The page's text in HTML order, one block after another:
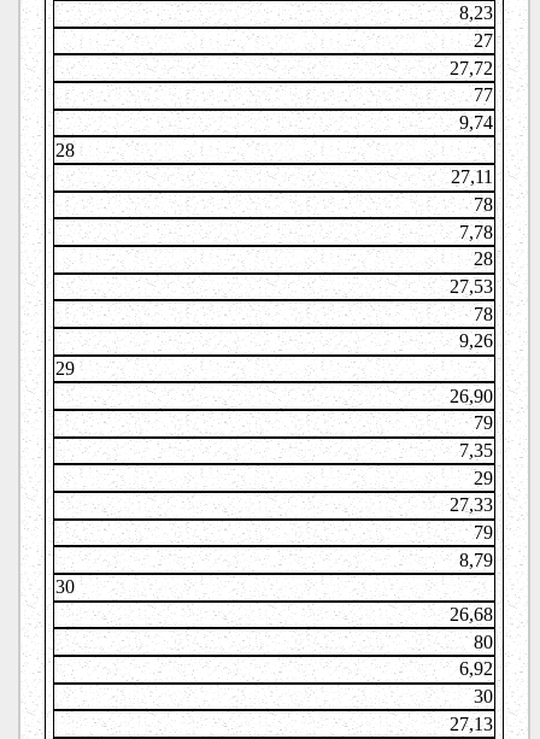
8,23
27
27,72
77
9,74
28
27,11
78
7,78
28
27,53
78
9,26
29
26,90
79
7,35
29
27,33
79
8,79
30
26,68
80
6,92
30
27,13